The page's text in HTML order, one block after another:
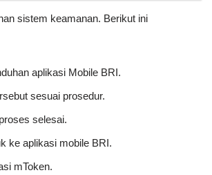
sistem keamanan. Berikut ini
aplikasi Mobile BRI.
sesuai prosedur.
selesai.
ke aplikasi mobile BRI.
mToken.